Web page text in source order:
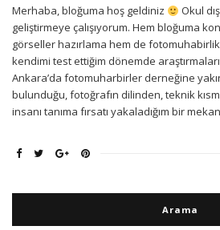
Merhaba, bloğuma hoş geldiniz
Okul
geliştirmeye çalışıyorum. Hem bloğuma
görseller hazırlama hem de
kendimi test ettiğim dönemde
Ankara’da fotomuharbirler derneğine
bulunduğu, fotoğrafın dilinden, teknik
insanı tanıma fırsatı yakaladığım bir
Arama